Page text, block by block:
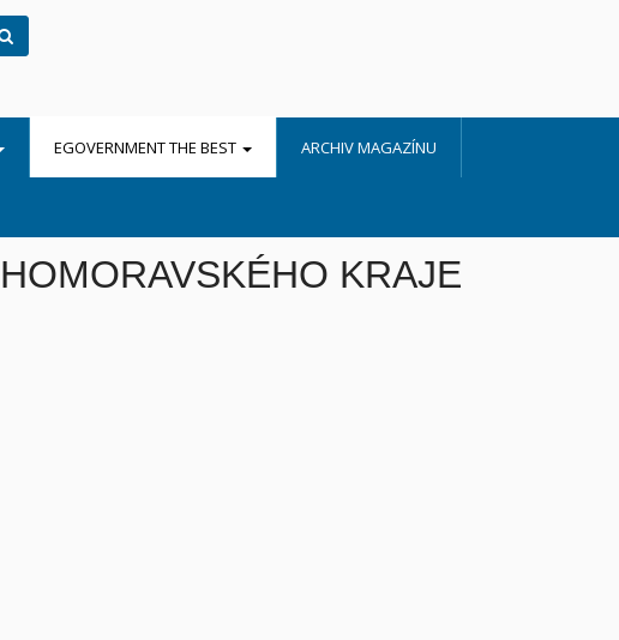
EGOVERNMENT THE BEST ARCHIV MAGAZÍNU
KRAJE